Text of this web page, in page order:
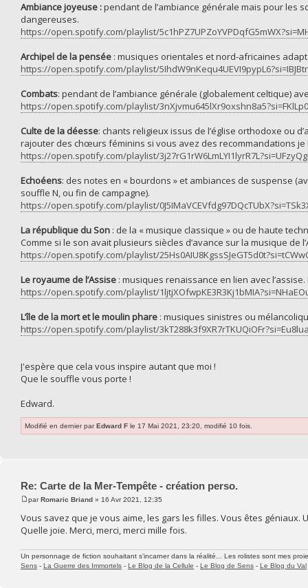
Ambiance joyeuse :pendant de l’ambiance générale mais pour les
dangereuses.
https://open.spotify.com/playlist/
Archipel de la pensée : musiques orientales et nord-africaines
https://open.spotify.com/playlist/
Combats: pendant de l’ambiance générale (globalement celtique)
https://open.spotify.com/playlist/
Culte de la déesse: chants religieux issus de l’église orthodoxe ou
rajouter des chœurs féminins si vous avez des recommandations
https://open.spotify.com/playlist/
Echoéens: des notes en « bourdons » et ambiances de suspense
souffle N, ou fin de campagne).
https://open.spotify.com/playlist/
La république du Son : de la « musique classique » ou de haute
Comme si le son avait plusieurs siècles d’avance sur la musique de
https://open.spotify.com/playlist/
Le royaume de l’Assise : musiques renaissance en lien avec
https://open.spotify.com/playlist/
L’île de la mort et le moulin phare : musiques sinistres ou
https://open.spotify.com/playlist/
J'espère que cela vous inspire autant que moi !
Que le souffle vous porte !
Edward.
Modifié en dernier parEdward F le 17 Mai 2021, 23:20, modifié 10 fois.
Re: Carte de la Mer-Tempête - création perso.
parRomaric Briand » 16 Avr 2021, 12:35
Vous savez que je vous aime, les gars les filles. Vous êtes
Quelle joie. Merci, merci, merci mille fois.
Un personnage de fiction souhaitant s'incarner dans la réalité... Les rolistes sont mes
Sens - La Guerre des Immortels - Le Blog de la Cellule - Le Blog de Sens - Le Blog du Val